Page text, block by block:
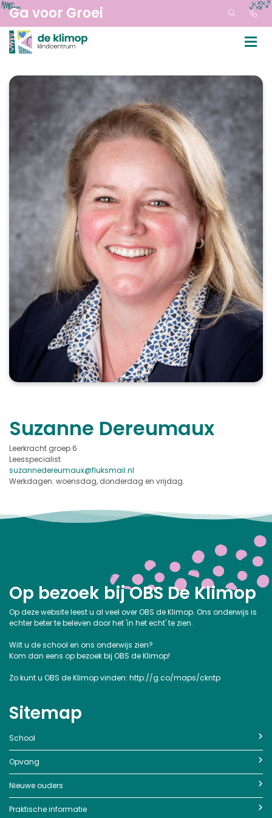
Ga voor Groei
Suzanne Dereumaux
Leerkracht groep 6
Leesspecialist
suzannedereumaux@fluksmail.nl
Werkdagen: woensdag, donderdag en vrijdag.
Op bezoek bij OBS De Klimop
Op deze website leest u al veel over OBS de Klimop. Ons onderwijs is
echter beter te beleven door het 'in het echt' te zien.
Wilt u de school en ons onderwijs zien?
Kom dan eens op bezoek bij OBS de Klimop!
Zo kunt u OBS de Klimop vinden: http://g.co/maps/ckntp
Sitemap
School
Opvang
Nieuwe ouders
Praktische informatie